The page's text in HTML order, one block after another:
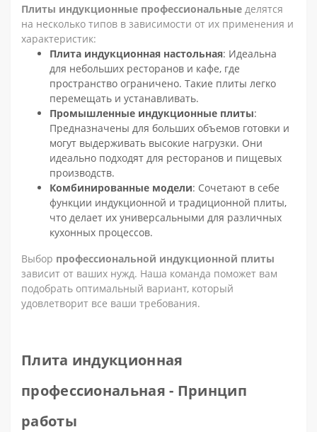
Плиты индукционные профессиональные делятся
на несколько типов в зависимости от их применения и
характеристик:
Плита индукционная настольная: Идеальна
для небольших ресторанов и кафе, где
пространство ограничено. Такие плиты легко
перемещать и устанавливать.
Промышленные индукционные плиты:
Предназначены для больших объемов готовки и
могут выдерживать высокие нагрузки. Они
идеально подходят для ресторанов и пищевых
производств.
Комбинированные модели: Сочетают в себе
функции индукционной и традиционной плиты,
что делает их универсальными для различных
кухонных процессов.
Выбор профессиональной индукционной плиты
зависит от ваших нужд. Наша команда поможет вам
подобрать оптимальный вариант, который
удовлетворит все ваши требования.
Плита индукционная
профессиональная - Принцип
работы